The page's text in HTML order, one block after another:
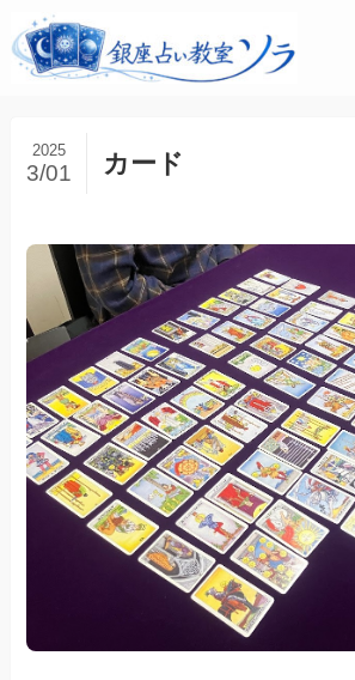
カード
2025
3/01